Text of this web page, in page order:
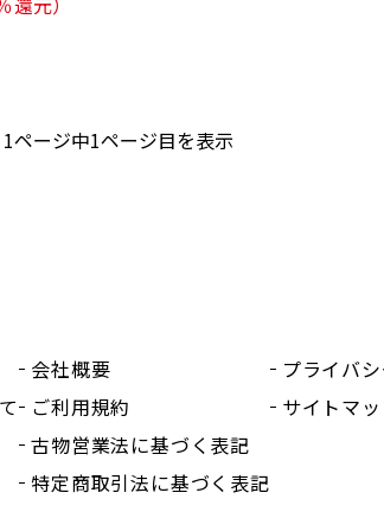
1ページ中1ページ目を表示
会社概要
ご利用規約
古物営業法に基づく表記
特定商取引法に基づく表記
プライバ
サイトマ